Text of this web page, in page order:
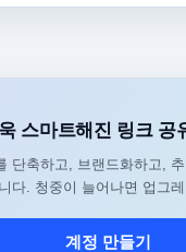
스마트해진 링크 공
단축하고, 브랜드화하고,
다. 청중이 늘어나면 업그
계정 만들기